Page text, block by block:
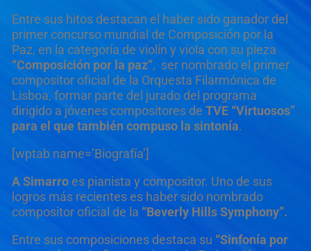
Entre sus hitos destacan el haber sido ganador del
primer concurso mundial de Composición por la
Paz, en la categoría de violín y viola con su pieza
“Composición por la paz”, ser nombrado el primer
compositor oficial de la Orquesta Filarmónica de
Lisboa, formar parte del jurado del programa
dirigido a jóvenes compositores de TVE “Virtuosos”
para el que también compuso la sintonía.
[wptab name=’Biografía’]
A Simarroes pianista y compositor. Uno de sus
logros más recientes es haber sido nombrado
compositor oficial de la “Beverly Hills Symphony”.
Entre sus composiciones destaca su “Sinfonía por